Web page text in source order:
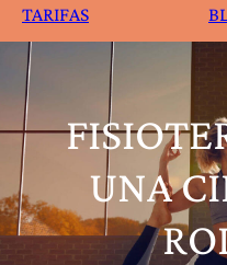
TARIFAS
UNA